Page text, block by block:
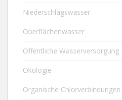
Niederschlagswasser
Oberflächenwasser
Öffentliche Wasserversorgung
Ökologie
Organische Chlorverbindungen